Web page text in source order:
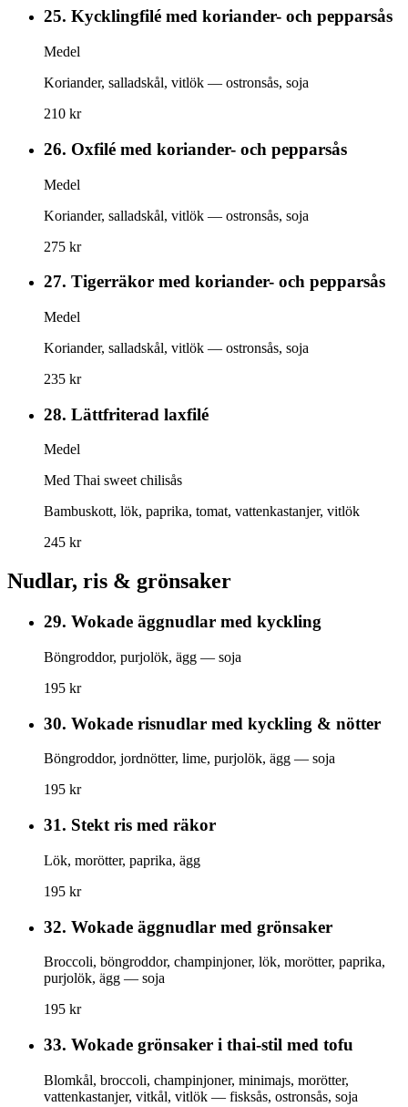
25. Kycklingfilé med koriander- och pepparsås
Medel
Koriander, salladskål, vitlök — ostronsås, soja
210 kr
26. Oxfilé med koriander- och pepparsås
Medel
Koriander, salladskål, vitlök — ostronsås, soja
275 kr
27. Tigerräkor med koriander- och pepparsås
Medel
Koriander, salladskål, vitlök — ostronsås, soja
235 kr
28. Lättfriterad laxfilé
Medel
Med Thai sweet chilisås
Bambuskott, lök, paprika, tomat, vattenkastanjer, vitlök
245 kr
Nudlar, ris & grönsaker
29. Wokade äggnudlar med kyckling
Böngroddor, purjolök, ägg — soja
195 kr
30. Wokade risnudlar med kyckling & nötter
Böngroddor, jordnötter, lime, purjolök, ägg — soja
195 kr
31. Stekt ris med räkor
Lök, morötter, paprika, ägg
195 kr
32. Wokade äggnudlar med grönsaker
Broccoli, böngroddor, champinjoner, lök, morötter, paprika,
purjolök, ägg — soja
195 kr
33. Wokade grönsaker i thai-stil med tofu
Blomkål, broccoli, champinjoner, minimajs, morötter,
vattenkastanjer, vitkål, vitlök — fisksås, ostronsås, soja